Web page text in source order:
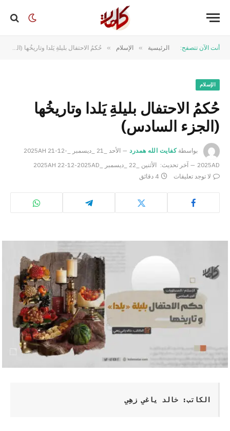
أنت الآن تتصفح: الرئيسية » الإسلام » حُكمُ الاحتفال بليلةِ يَلدا وتاريخُها (الجزء السادس)
الإسلام
حُكمُ الاحتفال بليلةِ يَلدا وتاريخُها
(الجزء السادس)
بواسطة كفايت الله همدرد
الأحد _21 _ديسمبر _2025AH 21-12-
2025AD
آخر تحديث: الأثنين _22 _ديسمبر _2025AH 22-12-2025AD
لا توجد تعليقات
4 دقائق
الكاتب: خالد ياغي ‌زهِي